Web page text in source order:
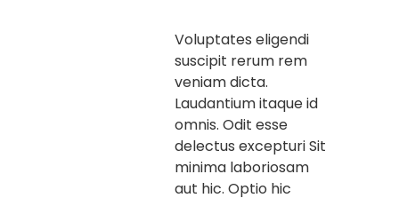
Voluptates eligendi
suscipit rerum rem
veniam dicta.
Laudantium itaque id
omnis. Odit esse
delectus excepturi Sit
minima laboriosam
aut hic. Optio hic